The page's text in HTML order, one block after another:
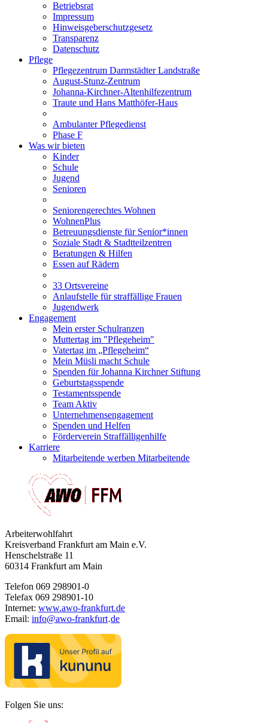
Betriebsrat
Impressum
Hinweisgeberschutzgesetz
Transparenz
Datenschutz
Pflege
Pflegezentrum Darmstädter Landstraße
August-Stunz-Zentrum
Johanna-Kirchner-Altenhilfezentrum
Traute und Hans Matthöfer-Haus
Ambulanter Pflegedienst
Phase F
Was wir bieten
Kinder
Schule
Jugend
Senioren
Seniorengerechtes Wohnen
WohnenPlus
Betreuungsdienste für Senior*innen
Soziale Stadt & Stadtteilzentren
Beratungen & Hilfen
Essen auf Rädern
33 Ortsvereine
Anlaufstelle für straffällige Frauen
Jugendwerk
Engagement
Mein erster Schulranzen
Muttertag im "Pflegeheim"
Vatertag im „Pflegeheim“
Mein Müsli macht Schule
Spenden für Johanna Kirchner Stiftung
Geburtstagsspende
Testamentsspende
Team Aktiv
Unternehmensengagement
Spenden und Helfen
Förderverein Straffälligenhilfe
Karriere
Mitarbeitende werben Mitarbeitende
Arbeiterwohlfahrt
Kreisverband Frankfurt am Main e.V.
Henschelstraße 11
60314 Frankfurt am Main
Telefon 069 298901-0
Telefax 069 298901-10
Internet: www.awo-frankfurt.de
Email: info@awo-frankfurt·de
Folgen Sie uns: